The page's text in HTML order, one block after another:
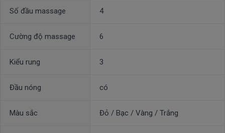
Số đầu massage 4
Cường độ massage 6
Kiểu rung 3
Đầu nóng có
Màu sắc Đỏ / Bạc / Vàng / Trắng